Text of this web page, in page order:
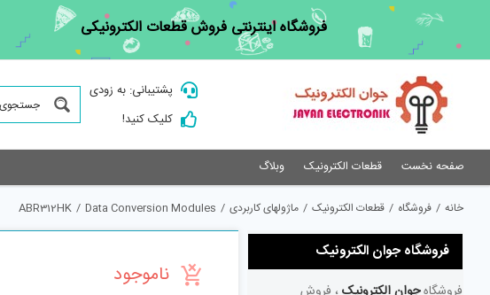
content
فروشگاه اینترنتی فروش قطعات الکترونیکی
پشتیبانی: به زودی
کلیک کنید!
صفحه نخست قطعات الکترونیک وبلاگ
خانه / فروشگاه / قطعات الکترونیک / ماژولهای کاربردی /
Data Conversion Modules
/
ABR312HK
ناموجود
فروشگاه جوان الکترونیک